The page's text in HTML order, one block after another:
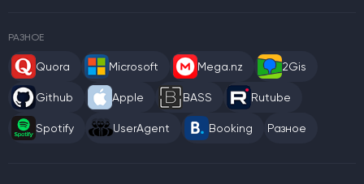
РАЗНОЕ
Quora Microsoft Mega.nz 2Gis
Github Apple BASS Rutube
Spotify UserAgent Booking Разное